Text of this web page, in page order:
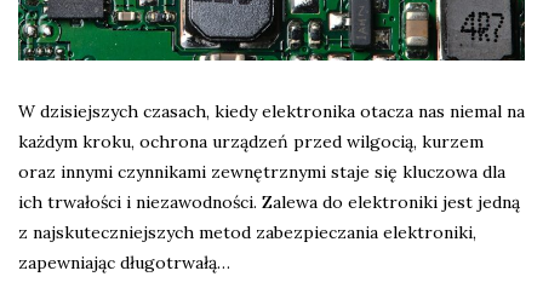
W dzisiejszych czasach, kiedy elektronika otacza nas niemal na
każdym kroku, ochrona urządzeń przed wilgocią, kurzem
oraz innymi czynnikami zewnętrznymi staje się kluczowa dla
ich trwałości i niezawodności. Zalewa do elektroniki jest jedną
z najskuteczniejszych metod zabezpieczania elektroniki,
zapewniając długotrwałą…